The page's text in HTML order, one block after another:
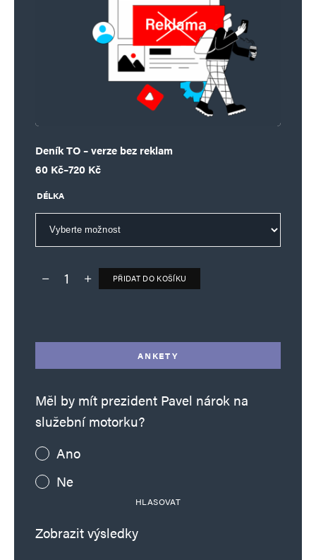
Deník TO – verze bez reklam
60 Kč–720 Kč
Rozpětí cen: 60 Kč až 720 Kč
DÉLKA
Deník TO – verze bez reklam množství
PŘIDAT DO KOŠÍKU
ANKETY
Měl by mít prezident Pavel nárok na
služební motorku?
Ano
Ne
HLASOVAT
Zobrazit výsledky